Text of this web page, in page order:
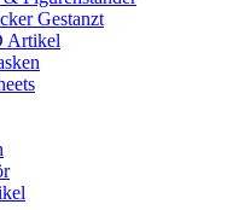
Gestanzt
Artikel